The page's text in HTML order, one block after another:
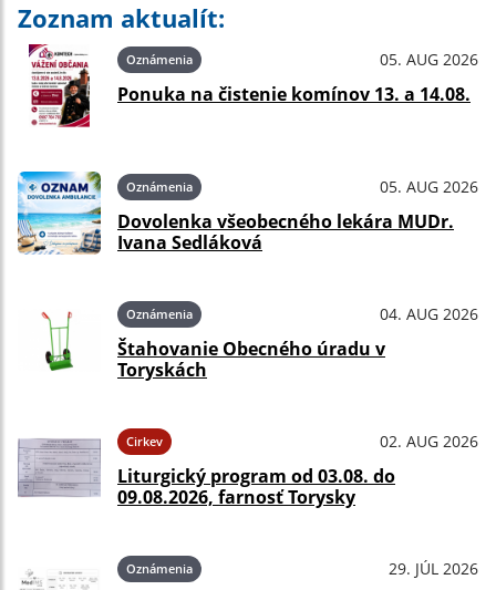
Zoznam aktualít:
Oznámenia 05. AUG 2026
Ponuka na čistenie komínov 13. a 14.08.
Oznámenia 05. AUG 2026
Dovolenka všeobecného lekára MUDr.
Ivana Sedláková
Oznámenia 04. AUG 2026
Štahovanie Obecného úradu v
Toryskách
Cirkev 02. AUG 2026
Liturgický program od 03.08. do
09.08.2026, farnosť Torysky
Oznámenia 29. JÚL 2026